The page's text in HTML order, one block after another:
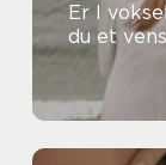
Er I
du et